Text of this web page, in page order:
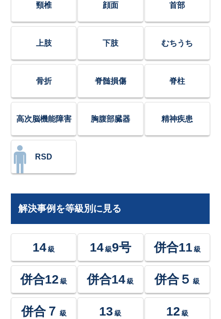
頸椎 顔面 首部
上肢 下肢 むちうち
骨折 脊髄損傷 脊柱
高次脳機能障害 胸腹部臓器 精神疾患
RSD
解決事例を等級別に見る
14 級 14級9号 併合11 級
併合12 級 併合14 級 併合５ 級
併合７ 級 13 級 12 級